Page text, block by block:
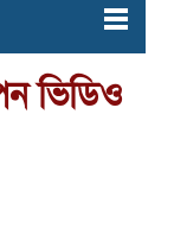
ভিডিও